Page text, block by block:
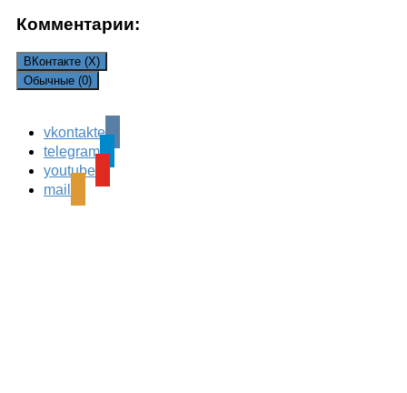
Комментарии:
ВКонтакте (X)
Обычные (0)
Leave a Reply
Ваш адрес email не будет опубликован.
поля помечены
vkontakte
telegram
youtube
mail